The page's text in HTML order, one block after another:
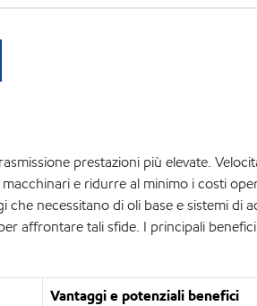
prestazioni più elevate.
e ridurre al minimo i costi
necessitano di oli base e sistemi di
affrontare tali sfide. I principali
Vantaggi e potenziali benefici